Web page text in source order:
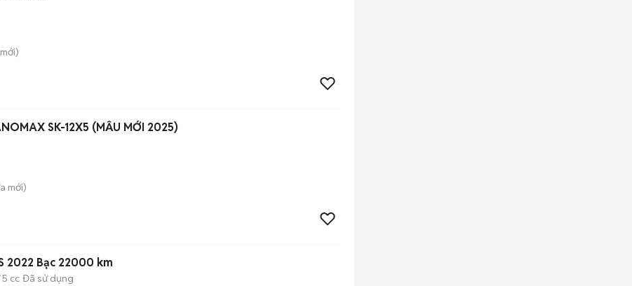
mới)
SK-12X5 (MẪU MỚI 2025)
mới)
2022 Bạc 22000 km
cc Đã sử dụng